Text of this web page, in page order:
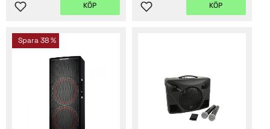
Lägg till i favoriter
KÖP
Lägg till i favoriter
KÖP
Spara38 %